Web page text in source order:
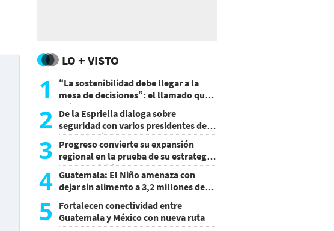
LO + VISTO
1
“La sostenibilidad debe llegar a la
mesa de decisiones”: el llamado que
deja CentraRSE
2 De la Espriella dialoga sobre
seguridad con varios presidentes de
Latinoamérica
3 Progreso convierte su expansión
regional en la prueba de su estrategia
de sostenibilidad
4 Guatemala: El Niño amenaza con
dejar sin alimento a 3,2 millones de
personas
5
Fortalecen conectividad entre
Guatemala y México con nueva ruta